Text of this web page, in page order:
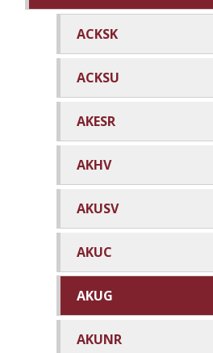
ACKSK
ACKSU
AKESR
AKHV
AKUSV
AKUC
AKUG
AKUNR